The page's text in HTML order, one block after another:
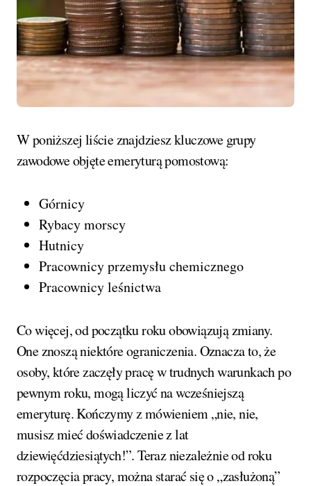
W poniższej liście znajdziesz kluczowe grupy
zawodowe objęte emeryturą pomostową:
Górnicy
Rybacy morscy
Hutnicy
Pracownicy przemysłu chemicznego
Pracownicy leśnictwa
Co więcej, od początku roku obowiązują zmiany.
One znoszą niektóre ograniczenia. Oznacza to, że
osoby, które zaczęły pracę w trudnych warunkach po
pewnym roku, mogą liczyć na wcześniejszą
emeryturę. Kończymy z mówieniem „nie, nie,
musisz mieć doświadczenie z lat
dziewięćdziesiątych!”. Teraz niezależnie od roku
rozpoczęcia pracy, można starać się o „zasłużoną”